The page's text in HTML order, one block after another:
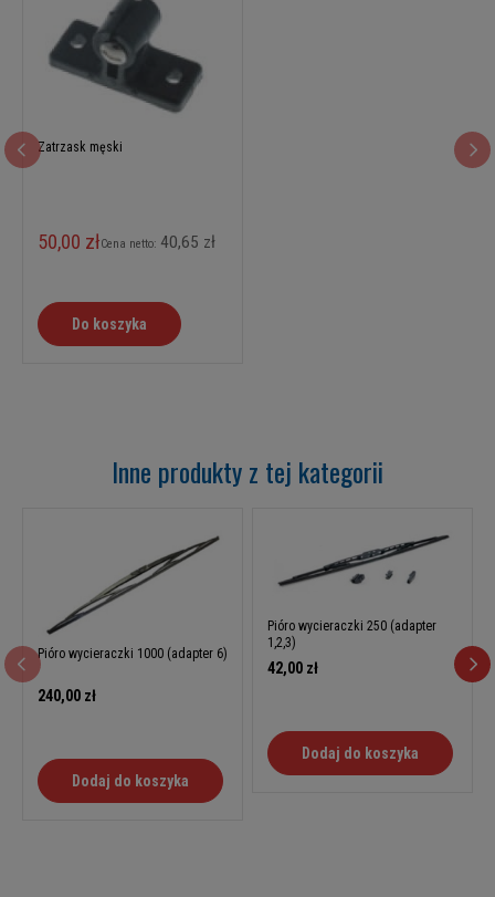
Zatrzask męski
50,00 złCena netto: 40,65 zł
Do koszyka
Inne produkty z tej kategorii
Pióro wycieraczki 1000 (adapter 6)
240,00 zł
Dodaj do koszyka
Pióro wycieraczki 250 (adapter
1,2,3)
42,00 zł
Dodaj do koszyka